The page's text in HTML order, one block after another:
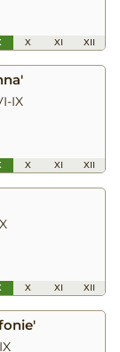
X XI XII
IX
X XI XII
X XI XII